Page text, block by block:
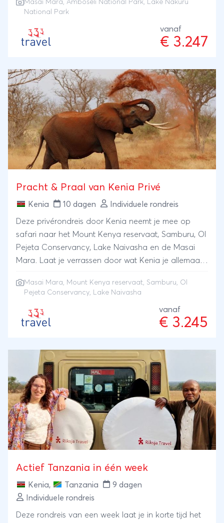
tijdens een snorkel- of duikexcursie, of zwem met
paar relaxte dagen aan het strand, je sluit in beide
gevallen je safari door zuidoostelijk Kenia in stijl af.
Masai Mara, Amboseli National Park, Lake Nakuru
National Park
vanaf
€ 3.247
Pracht & Praal van Kenia Privé
Kenia 10 dagen Individuele rondreis
Deze privérondreis door Kenia neemt je mee op
safari naar het Mount Kenya reservaat, Samburu, Ol
Pejeta Conservancy, Lake Naivasha en de Masai
Mara. Laat je verrassen door wat Kenia je allemaal
Masai Mara, Mount Kenya reservaat, Samburu, Ol
Pejeta Conservancy, Lake Naivasha
vanaf
€ 3.245
Actief Tanzania in één week
Kenia, Tanzania
9 dagen
Individuele rondreis
Deze rondreis van een week laat je in korte tijd het